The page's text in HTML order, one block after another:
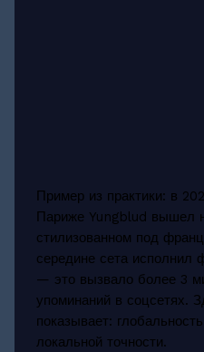
Пример из практики: в
Париже Yungblud вышел
стилизованном под
середине сета исполнил
— это вызвало более 3
упоминаний в соцсетях.
показывает:
локальной точности.